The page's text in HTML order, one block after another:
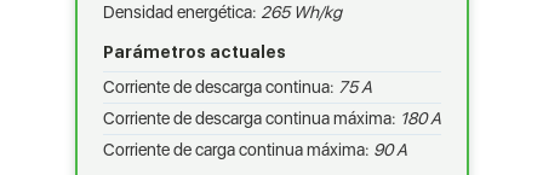
Densidad energética: 265 Wh/kg
Parámetros actuales
Corriente de descarga continua: 75 A
Corriente de descarga continua máxima: 180 A
Corriente de carga continua máxima: 90 A